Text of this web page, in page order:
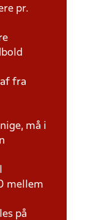
pr.
fra
må i
mellem
på